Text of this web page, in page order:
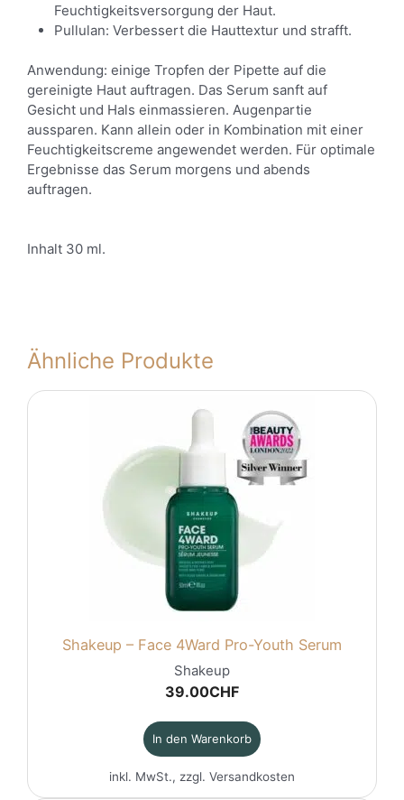
Feuchtigkeitsversorgung der Haut.
Pullulan: Verbessert die Hauttextur und strafft.
Anwendung: einige Tropfen der Pipette auf die
gereinigte Haut auftragen. Das Serum sanft auf
Gesicht und Hals einmassieren. Augenpartie
aussparen. Kann allein oder in Kombination mit einer
Feuchtigkeitscreme angewendet werden. Für optimale
Ergebnisse das Serum morgens und abends
auftragen.
Inhalt 30 ml.
Ähnliche Produkte
Shakeup – Face 4Ward Pro-Youth Serum
Shakeup
39.00CHF
In den Warenkorb
inkl. MwSt., zzgl. Versandkosten